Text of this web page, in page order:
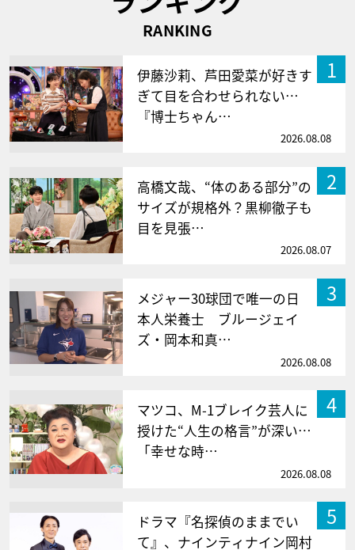
RANKING
1
伊藤沙莉、芦田愛菜が好きす
ぎて目を合わせられない…
『博士ちゃん…
2026.08.08
2
高橋文哉、“体のある部分”の
サイズが規格外？黒柳徹子も
目を見張…
2026.08.07
3
メジャー30球団で唯一の日
本人栄養士 ブルージェイ
ズ・岡本和真…
2026.08.08
4
マツコ、M-1ブレイク芸人に
授けた“人生の格言”が深い…
「幸せな時…
2026.08.08
5
ドラマ『名探偵のままでい
て』、ナインティナイン岡村